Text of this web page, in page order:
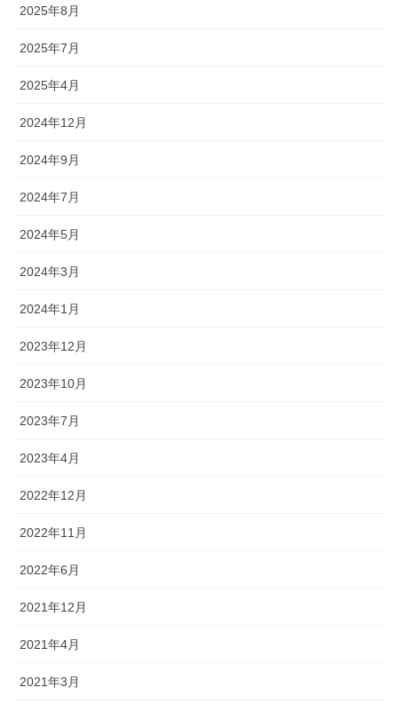
2025年8月
2025年7月
2025年4月
2024年12月
2024年9月
2024年7月
2024年5月
2024年3月
2024年1月
2023年12月
2023年10月
2023年7月
2023年4月
2022年12月
2022年11月
2022年6月
2021年12月
2021年4月
2021年3月